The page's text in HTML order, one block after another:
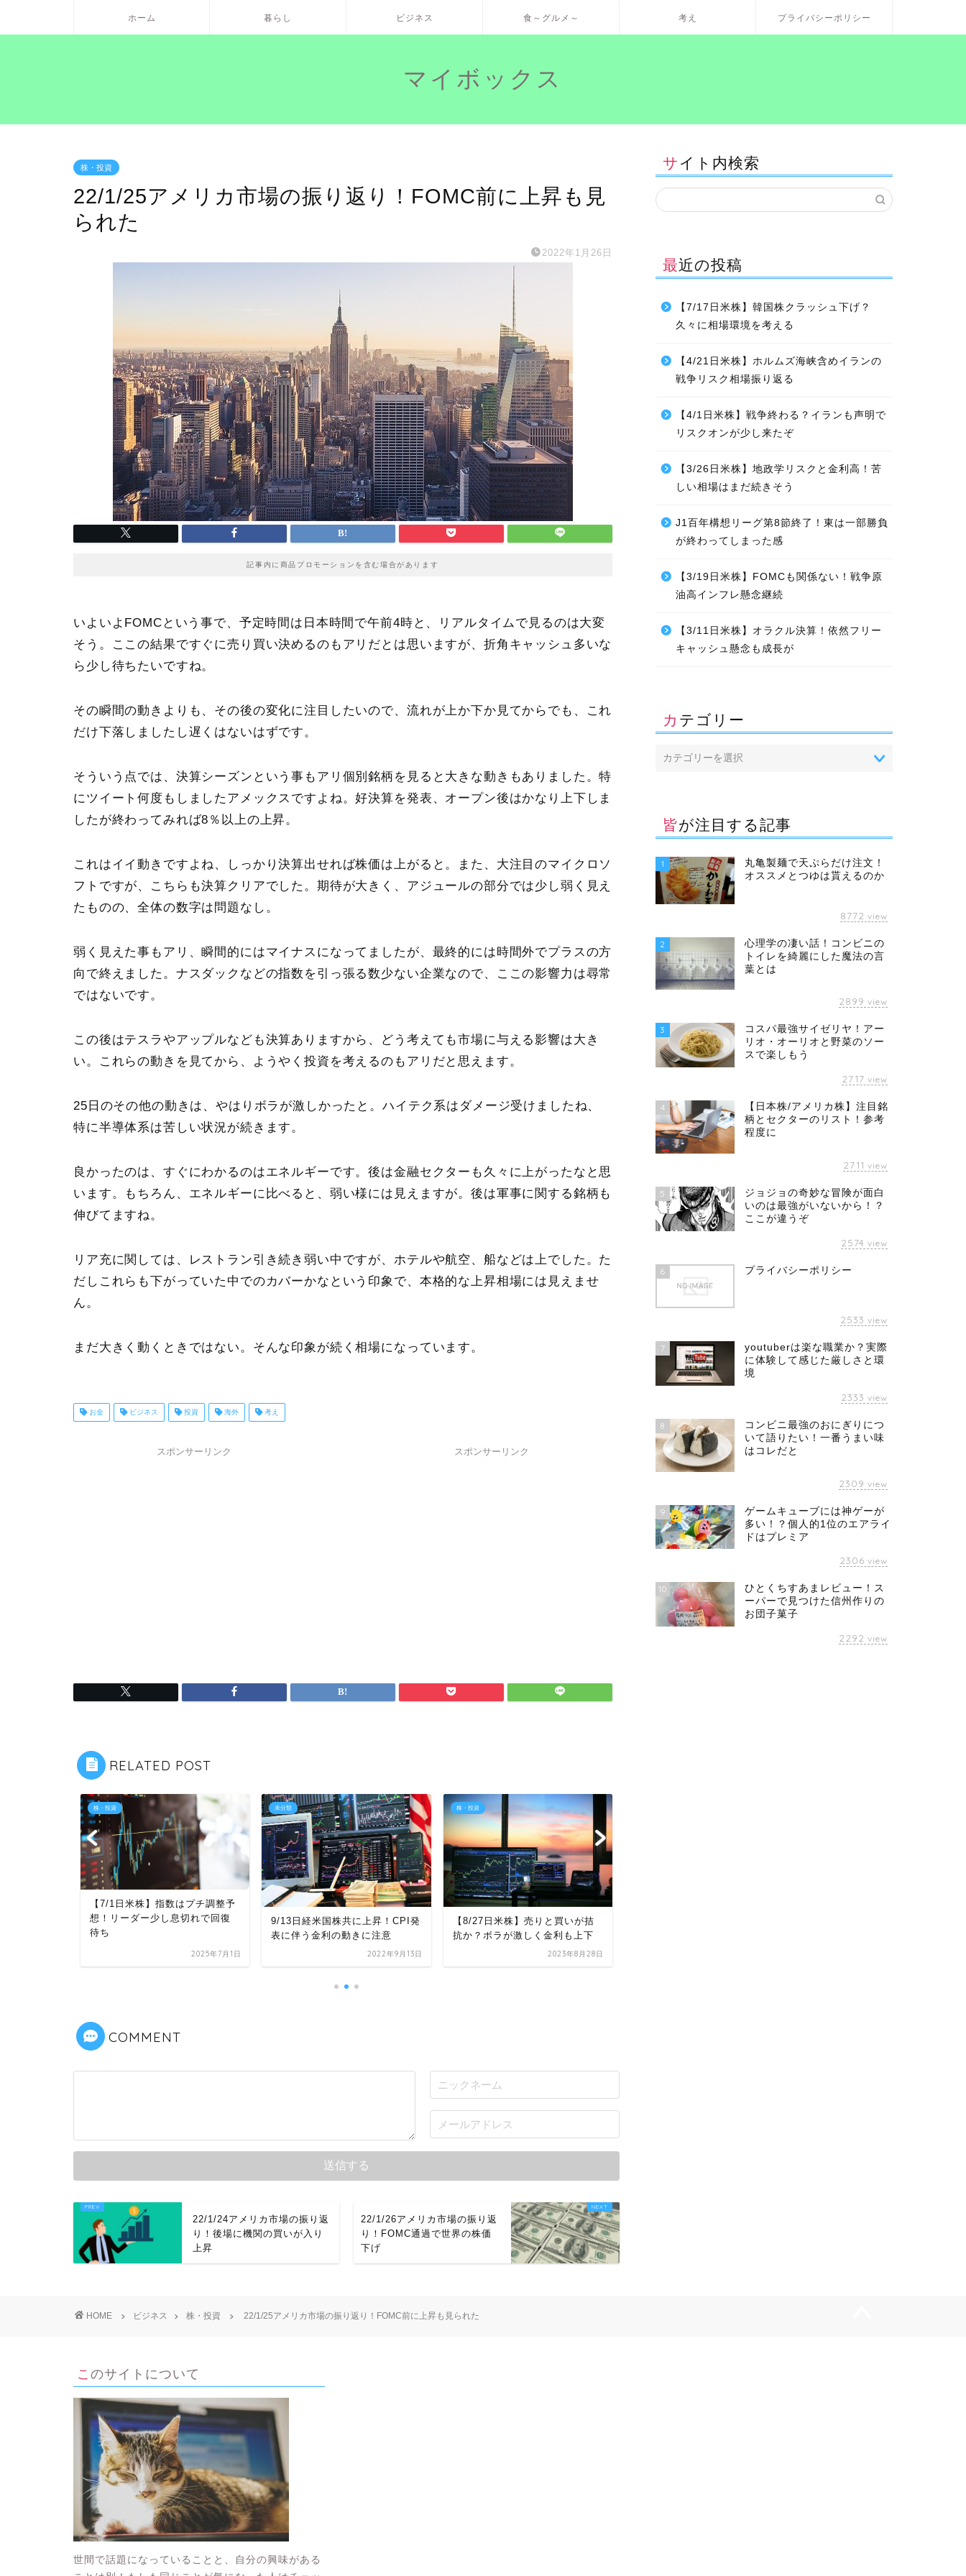
ホーム 暮らし ビジネス 食～グルメ～ 考え プライバシーポリシー
マイボックス
株・投資
22/1/25アメリカ市場の振り返り！FOMC前に上昇も見
られた
2022年1月26日
記事内に商品プロモーションを含む場合があります
いよいよFOMCという事で、予定時間は日本時間で午前4時と、リアルタイムで見るのは大変
そう。ここの結果ですぐに売り買い決めるのもアリだとは思いますが、折角キャッシュ多いな
ら少し待ちたいですね。
その瞬間の動きよりも、その後の変化に注目したいので、流れが上か下か見てからでも、これ
だけ下落しましたし遅くはないはずです。
そういう点では、決算シーズンという事もアリ個別銘柄を見ると大きな動きもありました。特
にツイート何度もしましたアメックスですよね。好決算を発表、オープン後はかなり上下しま
したが終わってみれば8％以上の上昇。
これはイイ動きですよね、しっかり決算出せれば株価は上がると。また、大注目のマイクロソ
フトですが、こちらも決算クリアでした。期待が大きく、アジュールの部分では少し弱く見え
たものの、全体の数字は問題なし。
弱く見えた事もアリ、瞬間的にはマイナスになってましたが、最終的には時間外でプラスの方
向で終えました。ナスダックなどの指数を引っ張る数少ない企業なので、ここの影響力は尋常
ではないです。
この後はテスラやアップルなども決算ありますから、どう考えても市場に与える影響は大き
い。これらの動きを見てから、ようやく投資を考えるのもアリだと思えます。
25日のその他の動きは、やはりボラが激しかったと。ハイテク系はダメージ受けましたね、
特に半導体系は苦しい状況が続きます。
良かったのは、すぐにわかるのはエネルギーです。後は金融セクターも久々に上がったなと思
います。もちろん、エネルギーに比べると、弱い様には見えますが。後は軍事に関する銘柄も
伸びてますね。
リア充に関しては、レストラン引き続き弱い中ですが、ホテルや航空、船などは上でした。た
だしこれらも下がっていた中でのカバーかなという印象で、本格的な上昇相場には見えませ
ん。
まだ大きく動くときではない。そんな印象が続く相場になっています。
お金 ビジネス 投資 海外 考え
スポンサーリンク スポンサーリンク
RELATED POST
株・投資
【7/1日米株】指数はプチ調整予
想！リーダー少し息切れで回復
待ち
2025年7月1日
未分類
9/13日経米国株共に上昇！CPI発
表に伴う金利の動きに注意
2022年9月13日
株・投資
【8/27日米株】売りと買いが拮
抗か？ボラが激しく金利も上下
2023年8月28日
COMMENT
22/1/24アメリカ市場の振り返
り！後場に機関の買いが入り
上昇
22/1/26アメリカ市場の振り返
り！FOMC通過で世界の株価
下げ
サイト内検索
最近の投稿
【7/17日米株】韓国株クラッシュ下げ？
久々に相場環境を考える
【4/21日米株】ホルムズ海峡含めイランの
戦争リスク相場振り返る
【4/1日米株】戦争終わる？イランも声明で
リスクオンが少し来たぞ
【3/26日米株】地政学リスクと金利高！苦
しい相場はまだ続きそう
J1百年構想リーグ第8節終了！東は一部勝負
が終わってしまった感
【3/19日米株】FOMCも関係ない！戦争原
油高インフレ懸念継続
【3/11日米株】オラクル決算！依然フリー
キャッシュ懸念も成長が
カテゴリー
皆が注目する記事
1
丸亀製麺で天ぷらだけ注文！
オススメとつゆは貰えるのか
8772 view
2
心理学の凄い話！コンビニの
トイレを綺麗にした魔法の言
葉とは
2899 view
3
コスパ最強サイゼリヤ！アー
リオ・オーリオと野菜のソー
スで楽しもう
2717 view
4
【日本株/アメリカ株】注目銘
柄とセクターのリスト！参考
程度に
2711 view
5
ジョジョの奇妙な冒険が面白
いのは最強がいないから！？
ここが違うぞ
2574 view
6 プライバシーポリシー
2533 view
7
youtuberは楽な職業か？実際
に体験して感じた厳しさと環
境
2333 view
8
コンビニ最強のおにぎりにつ
いて語りたい！一番うまい味
はコレだと
2309 view
9
ゲームキューブには神ゲーが
多い！？個人的1位のエアライ
ドはプレミア
2306 view
10
ひとくちすあまレビュー！ス
ーパーで見つけた信州作りの
お団子菓子
2292 view
HOME ビジネス 株・投資 22/1/25アメリカ市場の振り返り！FOMC前に上昇も見られた
このサイトについて
世間で話題になっていることと、自分の興味がある